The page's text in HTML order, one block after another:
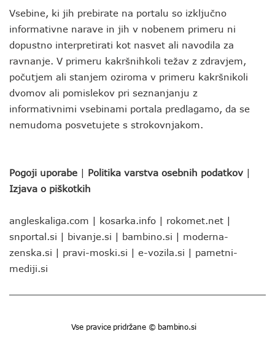
Vsebine, ki jih prebirate na portalu so izključno
informativne narave in jih v nobenem primeru ni
dopustno interpretirati kot nasvet ali navodila za
ravnanje. V primeru kakršnihkoli težav z zdravjem,
počutjem ali stanjem oziroma v primeru kakršnikoli
dvomov ali pomislekov pri seznanjanju z
informativnimi vsebinami portala predlagamo, da se
nemudoma posvetujete s strokovnjakom.
Pogoji uporabe | Politika varstva osebnih podatkov |
Izjava o piškotkih
angleskaliga.com | kosarka.info | rokomet.net |
snportal.si | bivanje.si | bambino.si | moderna-
zenska.si | pravi-moski.si | e-vozila.si | pametni-
mediji.si
Vse pravice pridržane © bambino.si